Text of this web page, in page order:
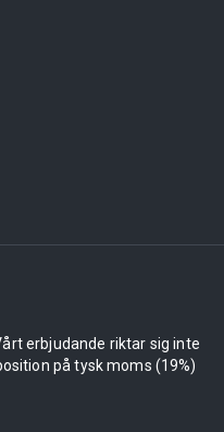
erbjudande riktar sig inte
på tysk moms (19%)